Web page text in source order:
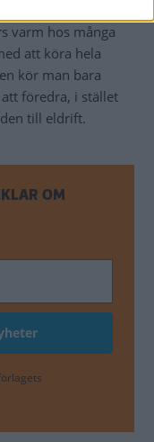
varm hos många
att köra hela
kör man bara
föredra, i stället
till eldrift.
OM